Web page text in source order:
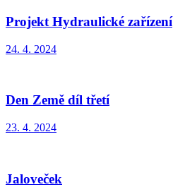
Projekt Hydraulické zařízení
24. 4. 2024
Den Země díl třetí
23. 4. 2024
Jaloveček